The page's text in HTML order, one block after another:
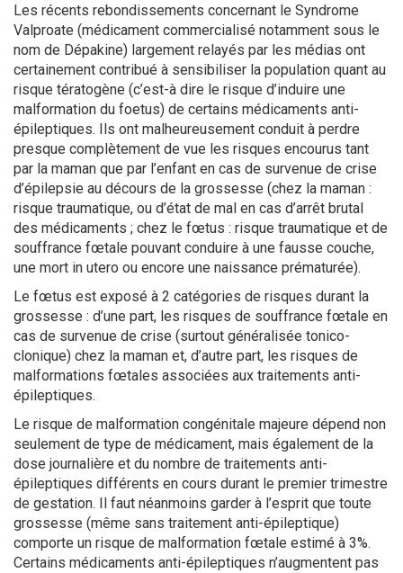
Les récents rebondissements concernant le Syndrome
Valproate (médicament commercialisé notamment sous le
nom de Dépakine) largement relayés par les médias ont
certainement contribué à sensibiliser la population quant au
risque tératogène (c’est-à dire le risque d’induire une
malformation du foetus) de certains médicaments anti-
épileptiques. Ils ont malheureusement conduit à perdre
presque complètement de vue les risques encourus tant
par la maman que par l’enfant en cas de survenue de crise
d’épilepsie au décours de la grossesse (chez la maman :
risque traumatique, ou d’état de mal en cas d’arrêt brutal
des médicaments ; chez le fœtus : risque traumatique et de
souffrance fœtale pouvant conduire à une fausse couche,
une mort in utero ou encore une naissance prématurée).
Le fœtus est exposé à 2 catégories de risques durant la
grossesse : d’une part, les risques de souffrance fœtale en
cas de survenue de crise (surtout généralisée tonico-
clonique) chez la maman et, d’autre part, les risques de
malformations fœtales associées aux traitements anti-
épileptiques.
Le risque de malformation congénitale majeure dépend non
seulement de type de médicament, mais également de la
dose journalière et du nombre de traitements anti-
épileptiques différents en cours durant le premier trimestre
de gestation. Il faut néanmoins garder à l’esprit que toute
grossesse (même sans traitement anti-épileptique)
comporte un risque de malformation fœtale estimé à 3%.
Certains médicaments anti-épileptiques n’augmentent pas